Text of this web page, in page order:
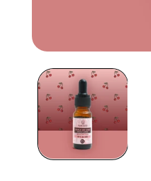
openen
modaal
venster